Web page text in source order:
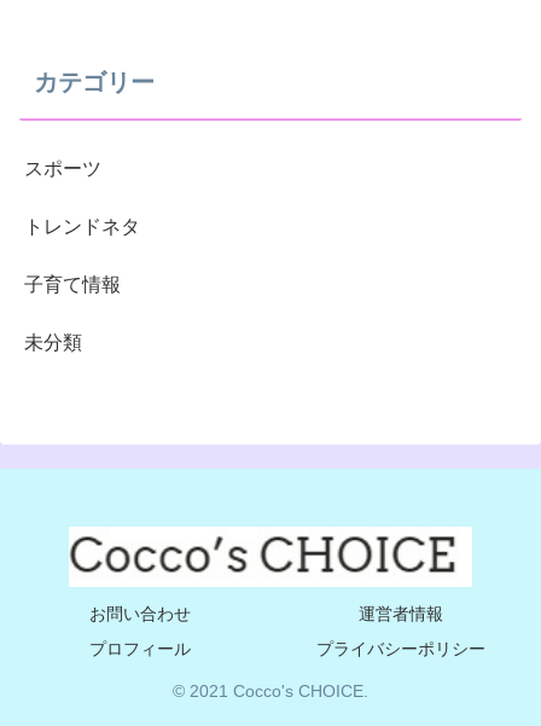
カテゴリー
スポーツ
トレンドネタ
子育て情報
未分類
お問い合わせ
運営者情報
プロフィール
プライバシーポリシー
© 2021 Cocco's CHOICE.